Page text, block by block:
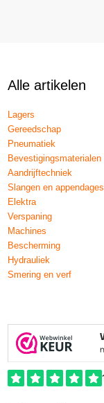
Alle artikelen
Lagers
Gereedschap
Pneumatiek
Bevestigingsmaterialen
Aandrijftechniek
Slangen en appendages
Elektra
Verspaning
Machines
Bescherming
Hydrauliek
Smering en verf